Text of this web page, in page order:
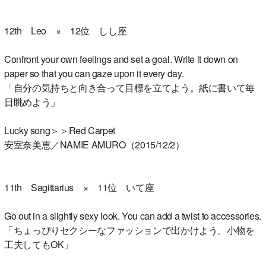
12th Leo × 12位 しし座
Confront your own feelings and set a goal. Write it down on
paper so that you can gaze upon it every day.
「自分の気持ちと向き合って目標を立てよう。紙に書いて毎
日眺めよう」
Lucky song＞＞Red Carpet
安室奈美恵／NAMIE AMURO（2015/12/2）
11th Sagittarius × 11位 いて座
Go out in a slightly sexy look. You can add a twist to accessories.
「ちょっぴりセクシーなファッションで出かけよう。小物を
工夫してもOK」